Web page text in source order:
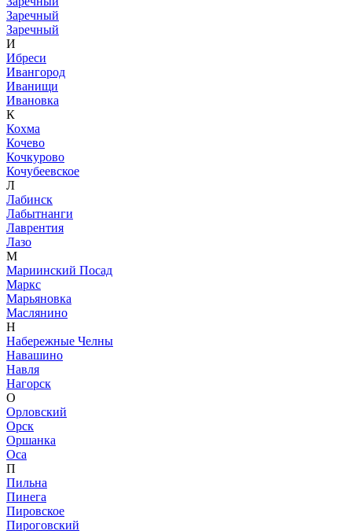
Заречный
Заречный
И
Ибреси
Ивангород
Иванищи
Ивановка
К
Кохма
Кочево
Кочкурово
Кочубеевское
Л
Лабинск
Лабытнанги
Лаврентия
Лазо
М
Мариинский Посад
Маркс
Марьяновка
Маслянино
Н
Набережные Челны
Навашино
Навля
Нагорск
О
Орловский
Орск
Оршанка
Оса
П
Пильна
Пинега
Пировское
Пироговский